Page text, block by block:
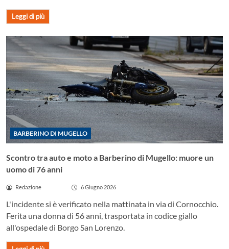
Leggi di più
BARBERINO DI MUGELLO
Scontro tra auto e moto a Barberino di Mugello: muore un
uomo di 76 anni
Redazione 6 Giugno 2026
L'incidente si è verificato nella mattinata in via di Cornocchio.
Ferita una donna di 56 anni, trasportata in codice giallo
all'ospedale di Borgo San Lorenzo.